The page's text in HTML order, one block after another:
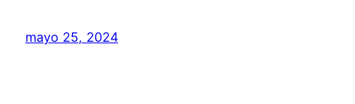
mayo 25, 2024